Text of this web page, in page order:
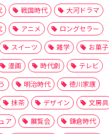
戦国時代
大河ドラマ
アニメ
ロングセラー
スイーツ 雑学
お菓子
漫画 時代劇
テレビ
明治時代
徳川家康
抹茶 デザイン
文房具
ア
展覧会
鎌倉時代